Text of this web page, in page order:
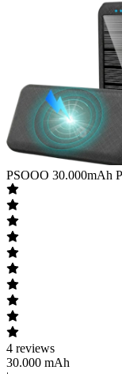
PSOOO 30.000mAh
4 reviews
30.000 mAh